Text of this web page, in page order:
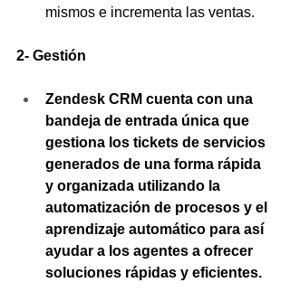
mismos e incrementa las ventas.
2- Gestión
Zendesk CRM cuenta con una
bandeja de entrada única que
gestiona los tickets de servicios
generados de una forma rápida
y organizada utilizando la
automatización de procesos y el
aprendizaje automático para así
ayudar a los agentes a ofrecer
soluciones rápidas y eficientes.